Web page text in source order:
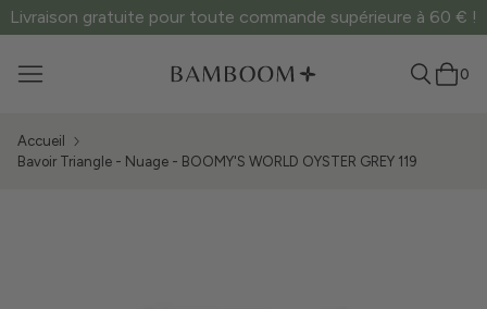
Livraison gratuite pour toute commande supérieure à 60 € !
0
Accueil
Bavoir Triangle - Nuage - BOOMY'S WORLD OYSTER GREY 119